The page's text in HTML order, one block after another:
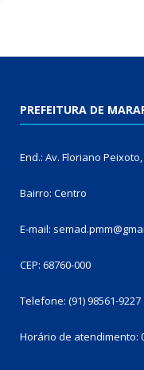
PREFEITURA DE
End.: Av. Floriano
Bairro: Centro
E-mail:
CEP: 68760-000
Telefone: (91) 98561-9227
Horário de atendimento: